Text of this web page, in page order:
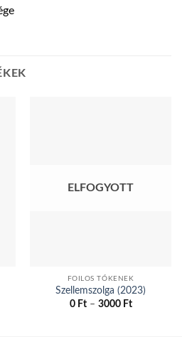
ELFOGYOTT
FOILOS TÓKENEK
Szellemszolga (2023)
0 Ft – 3000 Ft